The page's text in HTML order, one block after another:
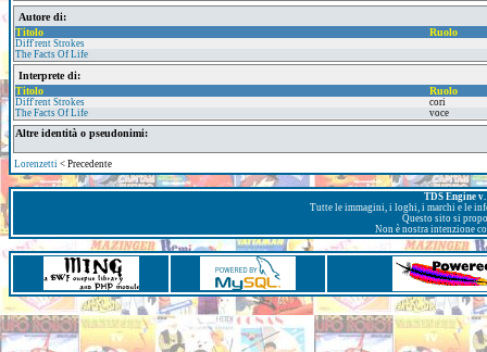
Autore di:
Titolo
Ruolo
Diff'rent Strokes
The Facts Of Life
Interprete di:
Titolo
Ruolo
Diff'rent Strokes
cori
The Facts Of Life
voce
Altre identità o pseudonimi:
Lorenzetti < Precedente
TDS Engine
Tutte le immagini, i loghi, i marchi e le
Questo sito si
Non è nostra intenzione